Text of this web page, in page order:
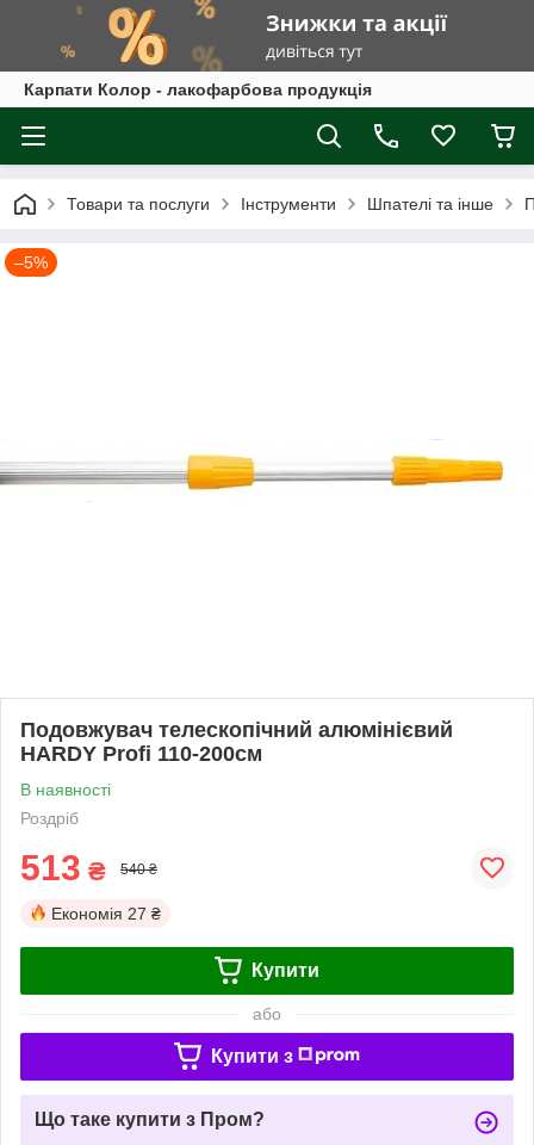
Карпати Колор - лакофарбова продукція
Товари та послуги Інструменти Шпателі та інше
–5%
Подовжувач телескопічний алюмінієвий
HARDY Profi 110-200см
В наявності
Роздріб
513 ₴ 540 ₴
Економія 27 ₴
Купити
або
Купити з
Що таке купити з Пром?